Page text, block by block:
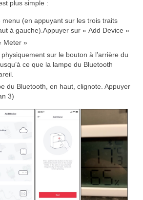
plus simple :
menu (en appuyant sur les trois traits
à gauche).Appuyer sur « Add Device »
Meter »
sur le bouton à l’arrière du
ce que la lampe du Bluetooth
du Bluetooth, en haut, clignote. Appuyer
3)